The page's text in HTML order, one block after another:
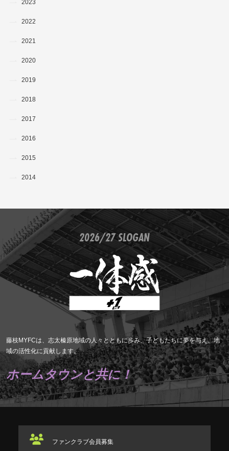
2023
2022
2021
2020
2019
2018
2017
2016
2015
2014
2026/27 SLOGAN
藤枝MYFCは、志太榛原地域の人々とともに歩み、子どもたちに夢を与え、地
域の活性化に貢献します。
ホームタウンと共に！
ファンクラブ会員募集